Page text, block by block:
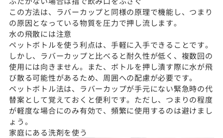
この方法は、ラバーカップと同様の原理で機能し、つまり
の原因となっている物質を圧力で押し流します。
水の飛散には注意
ペットボトルを使う利点は、手軽に入手できることです。
しかし、ラバーカップと比べると耐久性が低く、複数回の
使用には向きません。また、ボトルを押し潰す際に水が飛
び散る可能性があるため、周囲への配慮が必要です。
ペットボトル法は、ラバーカップが手元にない緊急時の代
替案として覚えておくと便利です。ただし、つまりの程度
が軽度な場合にのみ有効で、頻繁に使用するのは避けまし
ょう。
家庭にある洗剤を使う